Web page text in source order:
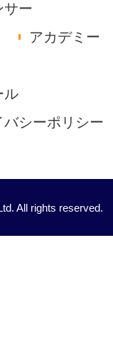
サー
アカデミー
ル
バシーポリシー
All rights reserved.